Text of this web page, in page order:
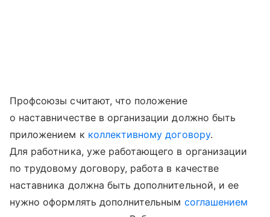
Профсоюзы считают, что положение
о наставничестве в организации должно быть
приложением к коллективному договору.
Для работника, уже работающего в организации
по трудовому договору, работа в качестве
наставника должна быть дополнительной, и ее
нужно оформлять дополнительным соглашением